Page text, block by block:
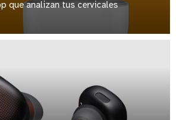
que analizan tus cervicales